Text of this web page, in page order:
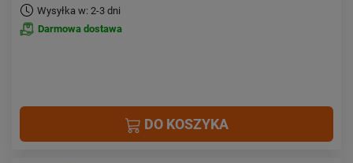
Wysyłka w: 2-3 dni
Darmowa dostawa
DO KOSZYKA